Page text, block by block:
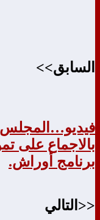
السابق>>
فيديو…المجلس
برنامج أوراش.
<<التالي